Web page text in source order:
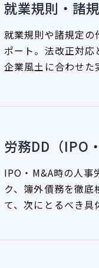
就業規則・諸
就業規則や諸規定
ポート。法改正対
企業風土に合わせた
労務DD（IPO
IPO・M&A時の人事
ク、簿外債務を徹底
て、次にとるべき具